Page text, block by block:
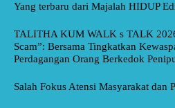
Yang terbaru dari Majalah HIDUP
TALITHA KUM WALK s TALK
Scam”: Bersama Tingkatkan
Perdagangan Orang Berkedok
Salah Fokus Atensi Masyarakat dan